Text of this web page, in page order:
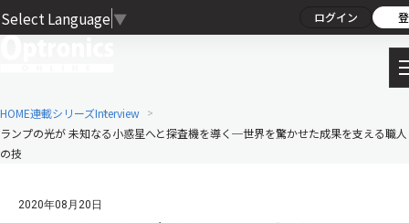
Select Language ▼ ログイン
HOME連載シリーズInterview
ランプの光が 未知なる小惑星へと探査機を導く─世界を驚かせた成果を支える職人
の技
2020年08月20日